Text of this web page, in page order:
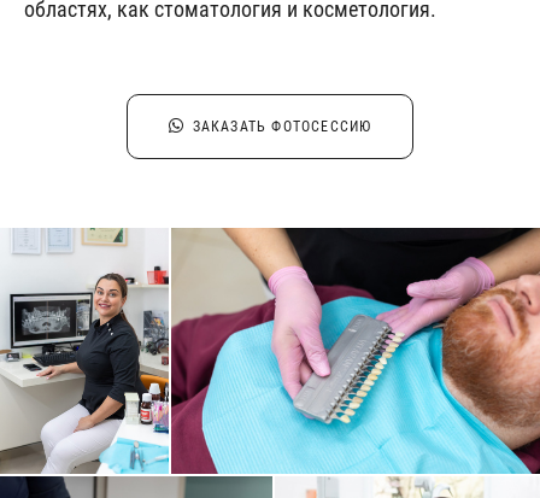
областях, как стоматология и косметология.
ЗАКАЗАТЬ ФОТОСЕССИЮ